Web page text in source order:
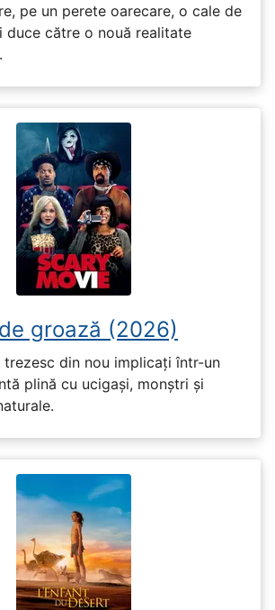
pe un perete oarecare, o cale de
duce către o nouă realitate
groază (2026)
trezesc din nou implicați într-un
plină cu ucigași, monștri și